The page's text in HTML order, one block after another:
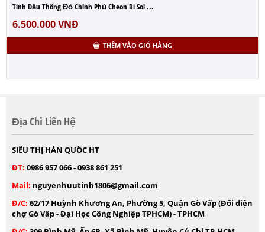
Tinh Dầu Thông Đỏ Chính Phủ Cheon Bi Sol ...
6.500.000VNĐ
THÊM VÀO GIỎ HÀNG
Địa Chỉ Liên Hệ
SIÊU THỊ HÀN QUỐC HT
ĐT: 0986 957 066 - 0938 861 251
Mail: nguyenhuutinh1806@gmail.com
Đ/C: 62/17 Huỳnh Khương An, Phường 5, Quận Gò Vấp (Đối diện
chợ Gò Vấp - Đại Học Công Nghiệp TPHCM) - TPHCM